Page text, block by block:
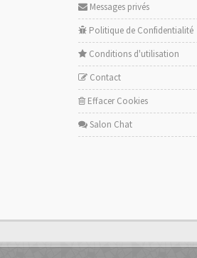
Messages privés
Politique de Confidentialité
Conditions d'utilisation
Contact
Effacer Cookies
Salon Chat